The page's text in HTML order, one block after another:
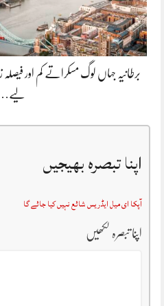
برطانیہ جہاں لوگ مسکراتے کم اور
لیے…
اپنا تبصرہ بھیجیں
آپکا ای میل ایڈریس شائع نہیں کیا جائے گا
اپنا تبصرہ لکھیں